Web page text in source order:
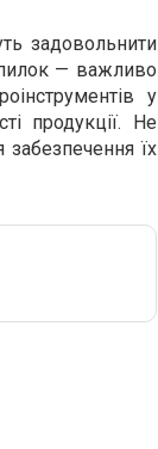
задовольнити
пилок — важливо
у
продукції. Не
забезпечення їх